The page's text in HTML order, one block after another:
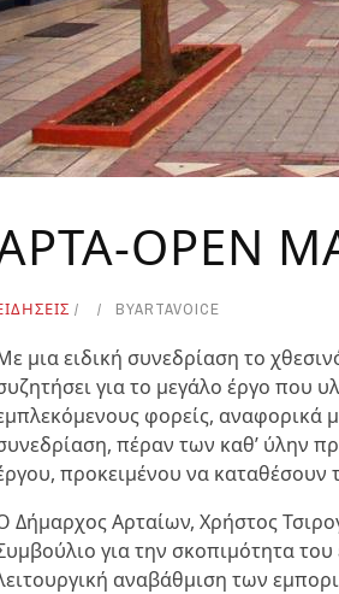
OPEN
BYARTAVOICE
μια ειδική συνεδρίαση το
για το μεγάλο έργο που
φορείς, αναφορικά
πέραν των καθ’ ύλην
προκειμένου να καταθέσουν
Δήμαρχος Αρταίων, Χρήστος
για την σκοπιμότητα του
αναβάθμιση των